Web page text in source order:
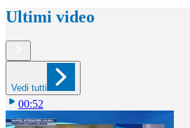
Ultimi video
Vedi tutti
00:52